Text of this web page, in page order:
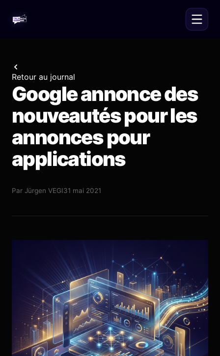
Retour au journal
Google annonce des
nouveautés pour les
annonces pour
applications
Par Jürgen VEGI31 mai 2021